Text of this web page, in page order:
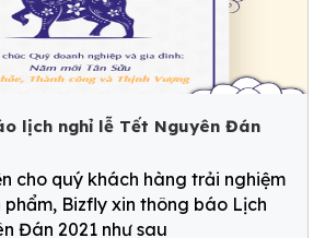
lịch nghỉ lễ Tết Nguyên Đán
cho quý khách hàng trải nghiệm
Bizfly xin thông báo Lịch
Đán 2021 như sau